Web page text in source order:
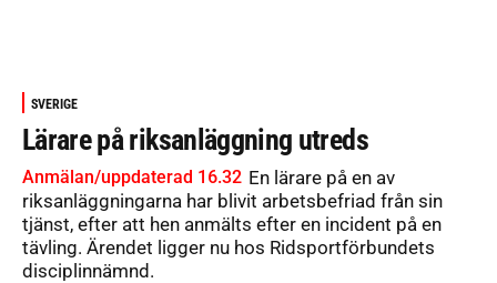
SVERIGE
Lärare på riksanläggning utreds
Anmälan/uppdaterad 16.32 En lärare på en av
riksanläggningarna har blivit arbetsbefriad från sin
tjänst, efter att hen anmälts efter en incident på en
tävling. Ärendet ligger nu hos Ridsportförbundets
disciplinnämnd.